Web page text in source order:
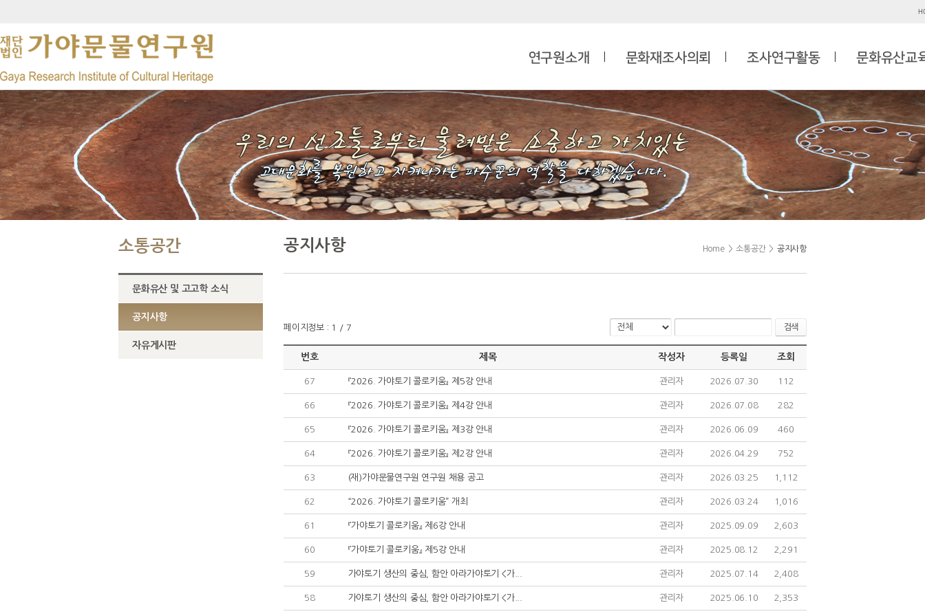
연구원소개 문화재조사의뢰 조사연구활동 문화유산교
소통공간
문화유산 및 고고학 소식
공지사항
자유게시판
공지사항 Home > 소통공간 > 공지사항
페이지정보 : 1 / 7 검색
번호 제목 작성자 등록일 조회
67 『2026. 가야토기 콜로키움』 제5강 안내 관리자 2026.07.30 112
66 『2026. 가야토기 콜로키움』 제4강 안내 관리자 2026.07.08 282
65 『2026. 가야토기 콜로키움』 제3강 안내 관리자 2026.06.09 460
64 『2026. 가야토기 콜로키움』 제2강 안내 관리자 2026.04.29 752
63 (재)가야문물연구원 연구원 채용 공고 관리자 2026.03.25 1,112
62 “2026. 가야토기 콜로키움” 개최 관리자 2026.03.24 1,016
61 『가야토기 콜로키움』 제6강 안내 관리자 2025.09.09 2,603
60 『가야토기 콜로키움』 제5강 안내 관리자 2025.08.12 2,291
59 가야토기 생산의 중심, 함안 아라가야토기 <가... 관리자 2025.07.14 2,408
58 가야토기 생산의 중심, 함안 아라가야토기 <가... 관리자 2025.06.10 2,353